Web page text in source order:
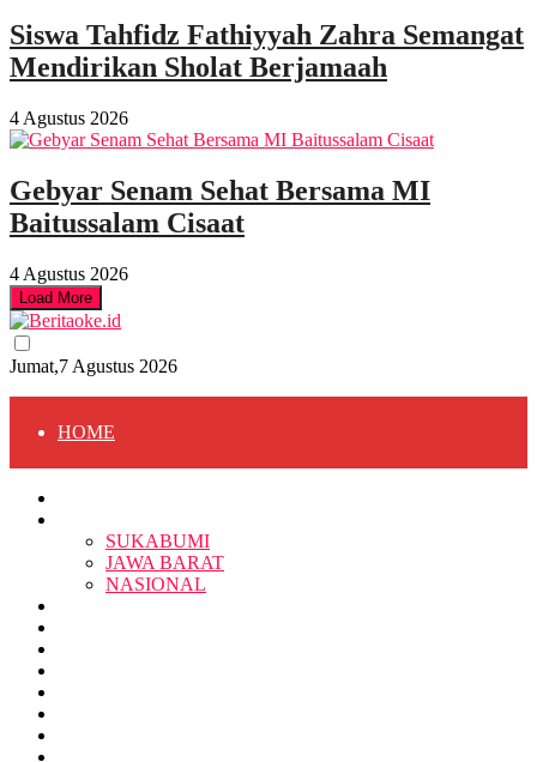
Siswa Tahfidz Fathiyyah Zahra Semangat
Mendirikan Sholat Berjamaah
4 Agustus 2026
Gebyar Senam Sehat Bersama MI
Baitussalam Cisaat
4 Agustus 2026
Load More
Jumat,7 Agustus 2026
HOME
SUKABUMI
SUKABUMI
JAWA BARAT
NASIONAL